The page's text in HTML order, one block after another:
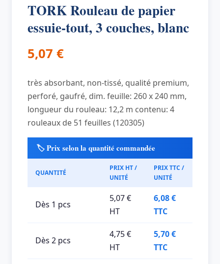
TORK Rouleau de papier
essuie-tout, 3 couches, blanc
5,07 €
très absorbant, non-tissé, qualité premium,
perforé, gaufré, dim. feuille: 260 x 240 mm,
longueur du rouleau: 12,2 m contenu: 4
rouleaux de 51 feuilles (120305)
🏷️ Prix selon la quantité commandée
QUANTITÉ
PRIX HT /
UNITÉ
PRIX TTC /
UNITÉ
Dès 1 pcs
5,07 €
HT
6,08 €
TTC
Dès 2 pcs
4,75 €
HT
5,70 €
TTC